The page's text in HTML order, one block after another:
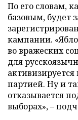
По его словам,
базовым, будет
кампании.
во вражеских
для
активизируется
партией. Ну и
отказывается
выборах», –